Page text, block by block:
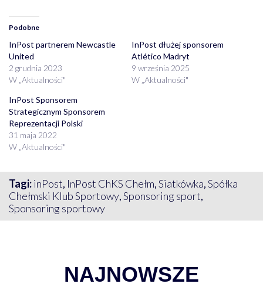
Podobne
InPost partnerem Newcastle
United
2 grudnia 2023
W „Aktualności"
InPost dłużej sponsorem
Atlético Madryt
9 września 2025
W „Aktualności"
InPost Sponsorem
Strategicznym Sponsorem
Reprezentacji Polski
31 maja 2022
W „Aktualności"
Tagi:inPost, InPost ChKS Chełm,Siatkówka,Spółka
Chełmski Klub Sportowy,Sponsoring sport,
Sponsoring sportowy
NAJNOWSZE